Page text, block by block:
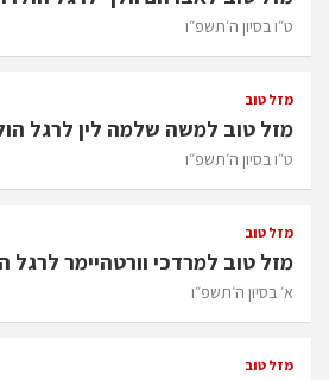
ט״ו בסיון ה׳תשפ״ו
מזל טוב
מזל טוב למשה שלמה לין לרגל
ט״ו בסיון ה׳תשפ״ו
מזל טוב
מזל טוב למרדכי וורטהיימר
א׳ בסיון ה׳תשפ״ו
מזל טוב